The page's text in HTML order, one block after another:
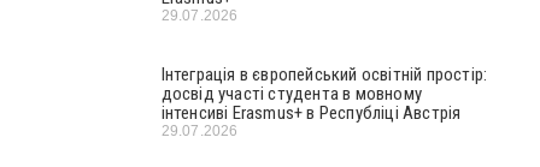
29.07.2026
Інтеграція в європейський освітній простір:
досвід участі студента в мовному
інтенсиві Erasmus+ в Республіці Австрія
29.07.2026